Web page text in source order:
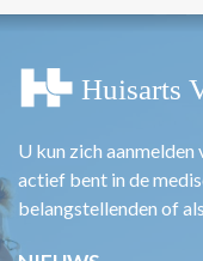
U kun zich aanmelden
actief bent in de
belangstellenden of